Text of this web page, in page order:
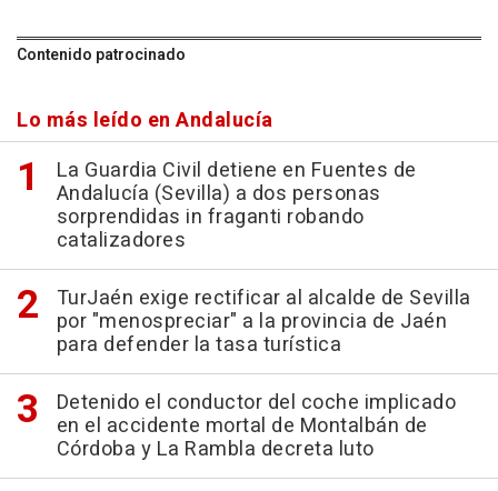
Contenido patrocinado
Lo más leído en Andalucía
La Guardia Civil detiene en Fuentes de
Andalucía (Sevilla) a dos personas
sorprendidas in fraganti robando
catalizadores
TurJaén exige rectificar al alcalde de Sevilla
por "menospreciar" a la provincia de Jaén
para defender la tasa turística
Detenido el conductor del coche implicado
en el accidente mortal de Montalbán de
Córdoba y La Rambla decreta luto